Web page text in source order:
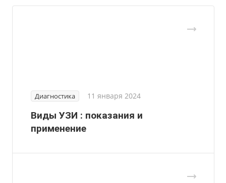
Диагностика 11 января 2024
Виды УЗИ : показания и
применение